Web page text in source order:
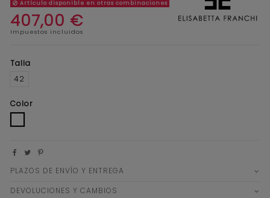
Artículo disponible en otras combinaciones
407,00 €
Impuestos incluidos
Talla
42
Color
PLAZOS DE ENVÍO Y ENTREGA
DEVOLUCIONES Y CAMBIOS